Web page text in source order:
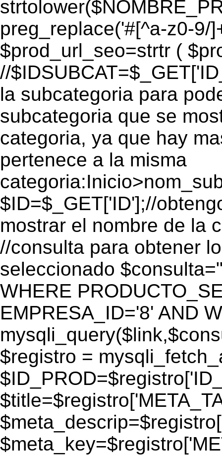
preg_replace('#[^a-z0-9/
$prod_url_seo=strtr (
//
la subcategoria para
subcategoria que se
categoria, ya que hay
pertenece a la misma
$ID=$_GET['ID'];//
mostrar el nombre de la
//consulta para obtener
seleccionado
WHERE
EMPRESA_ID='8' AND
$registro =